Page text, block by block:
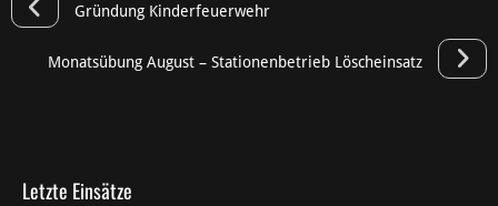
Gründung Kinderfeuerwehr
Monatsübung August – Stationenbetrieb Löscheinsatz
Letzte Einsätze